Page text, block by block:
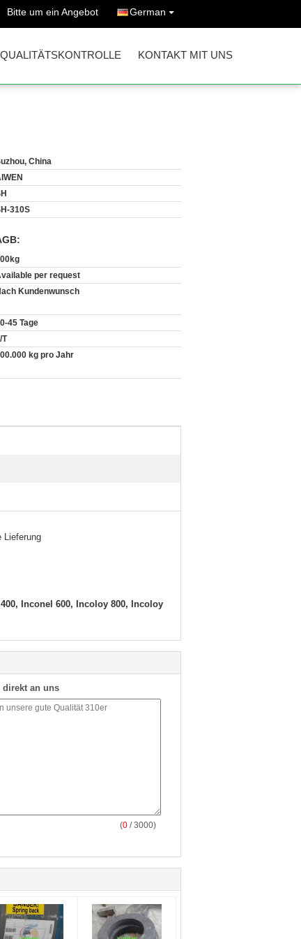
Bitte um ein Angebot German
QUALITÄTSKONTROLLE KONTAKT MIT UNS
China
310S
per request
Kundenwunsch
45 Tage
T
kg pro Jahr
Lieferung
400, Inconel 600, Incoloy 800, Incoloy
direkt an uns
(0 / 3000)